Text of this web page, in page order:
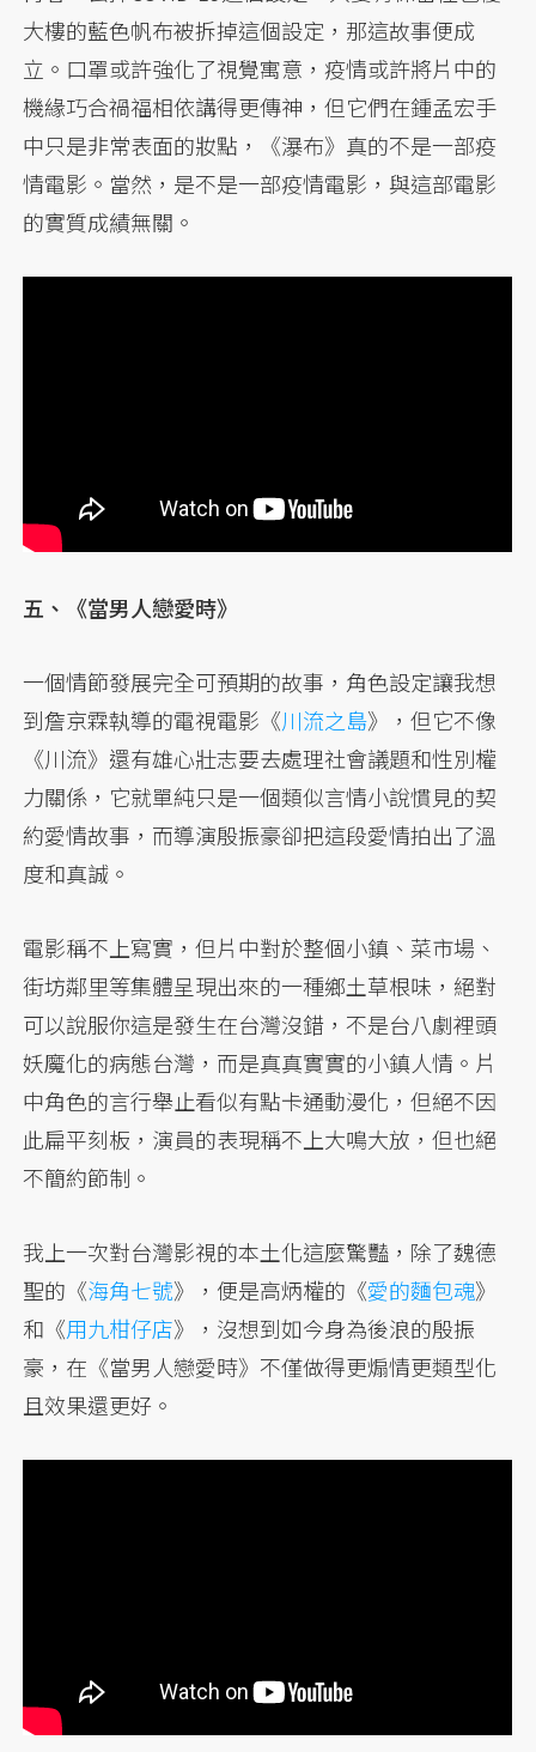
大樓的藍色帆布被拆掉這個設定，那這故事便成
立。口罩或許強化了視覺寓意，疫情或許將片中的
機緣巧合禍福相依講得更傳神，但它們在鍾孟宏手
中只是非常表面的妝點，《瀑布》真的不是一部疫
情電影。當然，是不是一部疫情電影，與這部電影
的實質成績無關。
五、《當男人戀愛時》
一個情節發展完全可預期的故事，角色設定讓我想
到詹京霖執導的電視電影《川流之島》，但它不像
《川流》還有雄心壯志要去處理社會議題和性別權
力關係，它就單純只是一個類似言情小說慣見的契
約愛情故事，而導演殷振豪卻把這段愛情拍出了溫
度和真誠。
電影稱不上寫實，但片中對於整個小鎮、菜市場、
街坊鄰里等集體呈現出來的一種鄉土草根味，絕對
可以說服你這是發生在台灣沒錯，不是台八劇裡頭
妖魔化的病態台灣，而是真真實實的小鎮人情。片
中角色的言行舉止看似有點卡通動漫化，但絕不因
此扁平刻板，演員的表現稱不上大鳴大放，但也絕
不簡約節制。
我上一次對台灣影視的本土化這麼驚豔，除了魏德
聖的《海角七號》，便是高炳權的《愛的麵包魂》
和《用九柑仔店》，沒想到如今身為後浪的殷振
豪，在《當男人戀愛時》不僅做得更煽情更類型化
且效果還更好。